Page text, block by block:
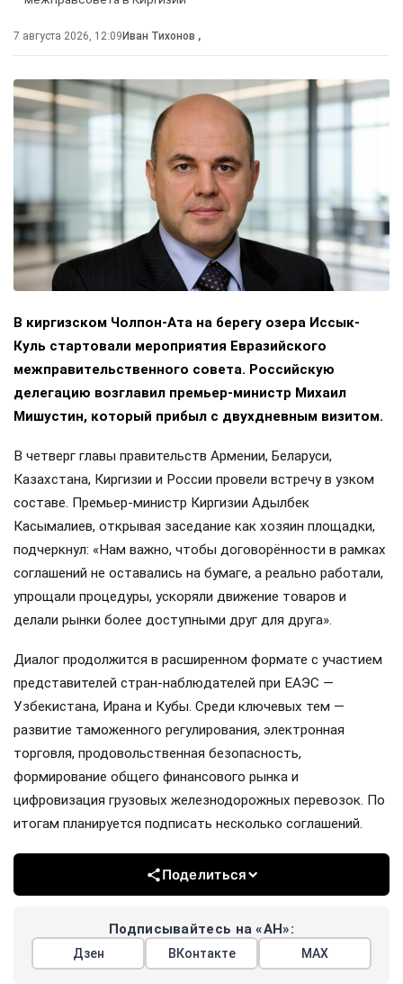
7 августа 2026, 12:09Иван Тихонов ,
В киргизском Чолпон-Ата на берегу озера Иссык-
Куль стартовали мероприятия Евразийского
межправительственного совета. Российскую
делегацию возглавил премьер-министр Михаил
Мишустин, который прибыл с двухдневным визитом.
В четверг главы правительств Армении, Беларуси,
Казахстана, Киргизии и России провели встречу в узком
составе. Премьер-министр Киргизии Адылбек
Касымалиев, открывая заседание как хозяин площадки,
подчеркнул: «Нам важно, чтобы договорённости в рамках
соглашений не оставались на бумаге, а реально работали,
упрощали процедуры, ускоряли движение товаров и
делали рынки более доступными друг для друга».
Диалог продолжится в расширенном формате с участием
представителей стран-наблюдателей при ЕАЭС —
Узбекистана, Ирана и Кубы. Среди ключевых тем —
развитие таможенного регулирования, электронная
торговля, продовольственная безопасность,
формирование общего финансового рынка и
цифровизация грузовых железнодорожных перевозок. По
итогам планируется подписать несколько соглашений.
Поделиться
Подписывайтесь на «АН»:
Дзен ВКонтакте МАХ